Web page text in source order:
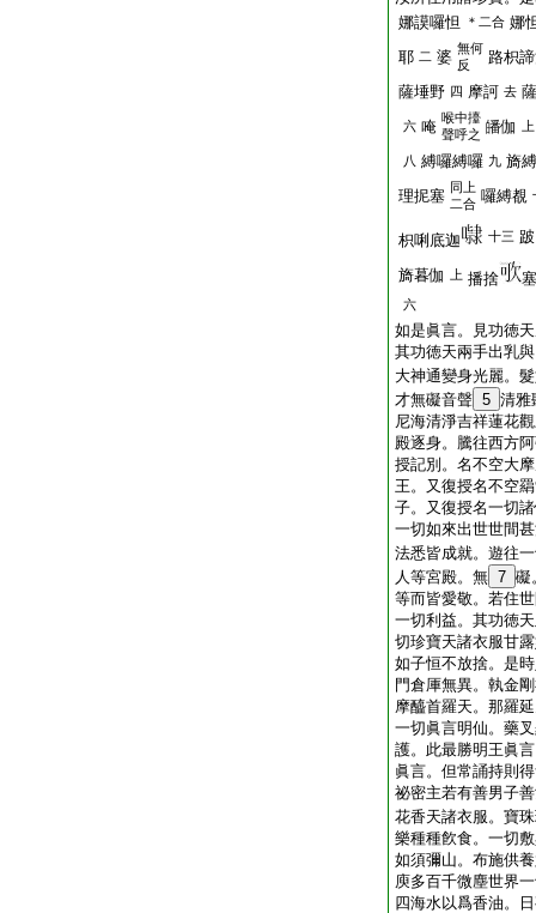
娜謨囉怛
＊二合 娜
耶 二 婆 無何
反
路枳
薩埵野 四 摩訶 去
六 唵 喉中擡
聲呼之 皤伽 上
八 縛囉縛囉 九 旖
理抳塞 同上
二合 囉縛覩
枳唎底迦 十三 跛
旖暮伽 上 播捨 塞
六
如是眞言。見功徳
其功徳天兩手出乳
大神通變身光麗。
才無礙音聲 5 清雅
尼海清淨吉祥蓮花
殿逐身。騰往西方
授記別。名不空大
王。又復授名不空
子。又復授名一切
一切如來出世世間
法悉皆成就。遊往
人等宮殿。無 7 礙
等而皆愛敬。若住
一切利益。其功徳
切珍寶天諸衣服甘
如子恒不放捨。是
門倉厙無異。執金
摩醯首羅天。那羅
一切眞言明仙。藥
護。此最勝明王眞
眞言。但常誦持則
祕密主若有善男子
花香天諸衣服。寶
樂種種飮食。一切
如須彌山。布施供
庾多百千微塵世界
四海水以爲香油。